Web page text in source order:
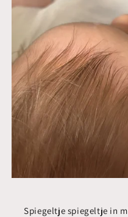
Spiegeltje spiegeltje in